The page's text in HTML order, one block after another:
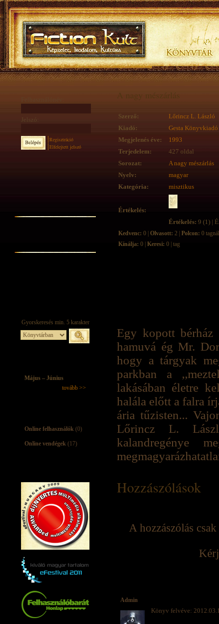
Jelszó:
Regisztráció
Elfelejtett jelszó
Május – Június
tovább >>
Online felhasználók (0)
Online vendégek (17)
A nagy mészárlás
Szerző:
Lőrincz L. László
Kiadó:
Gesta Könyvkiadó
Megjelenés éve:
1993
Terjedelem:
427 oldal
Sorozat:
A nagy mészárlás
Nyelv:
magyar
Kategória:
misztikus
Értékelés:
Értékelés: 9 (1) |
Kedvenc: 0 | Olvasott: 2 | Polcon: 0 tagnál
Kínálja: 0 | Keresi: 0 | tag
Egy kopott bérház
hamuvá ég Mr.
hogy a tárgyak
parkban a
lakásában életre
halála előtt a falra
ária tűzisten...
Lőrincz L.
kalandregénye
Hozzászólások
A hozzászólás
Admin
Könyv felvéve: